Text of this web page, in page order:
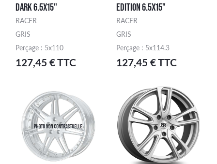
DARK 6.5X15"
RACER
GRIS
Perçage : 5x110
127,45 € TTC
EDITION 6.5X15"
RACER
GRIS
Perçage : 5x114.3
127,45 € TTC